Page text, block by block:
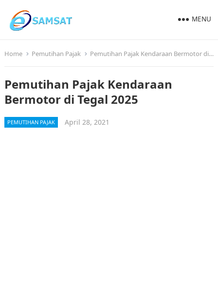
MENU
Home Pemutihan Pajak Pemutihan Pajak Kendaraan Bermotor di Tegal 2025
Pemutihan Pajak Kendaraan
Bermotor di Tegal 2025
PEMUTIHAN PAJAK April 28, 2021